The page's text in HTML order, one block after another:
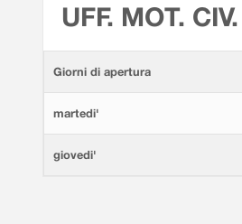
UFF. MOT.
Giorni di apertura
martedi'
giovedi'